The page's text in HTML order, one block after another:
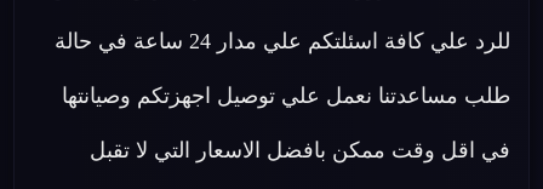
للرد علي كافة اسئلتكم علي مدار 24 ساعة في حالة
طلب مساعدتنا نعمل علي توصيل اجهزتكم وصيانتها
في اقل وقت ممكن بافضل الاسعار التي لا تقبل